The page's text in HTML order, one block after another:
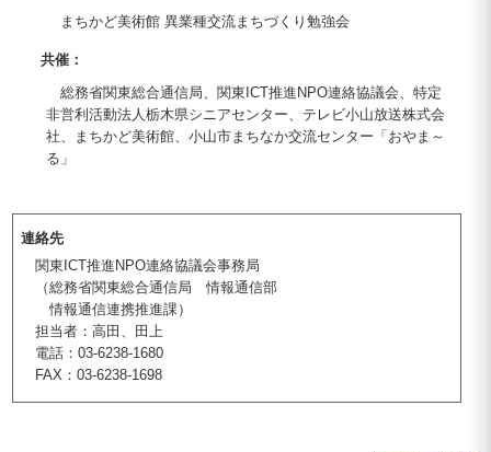
まちかど美術館 異業種交流まちづくり勉強会
共催：
総務省関東総合通信局、関東ICT推進NPO連絡協議会、特定
非営利活動法人栃木県シニアセンター、テレビ小山放送株式会
社、まちかど美術館、小山市まちなか交流センター「おやま～
る」
連絡先
関東ICT推進NPO連絡協議会事務局
（総務省関東総合通信局 情報通信部
情報通信連携推進課）
担当者：高田、田上
電話：03-6238-1680
FAX：03-6238-1698